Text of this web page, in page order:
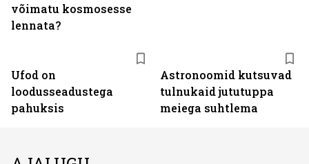
võimatu kosmosesse
lennata?
Ufod on
loodusseadustega
pahuksis
Astronoomid kutsuvad
tulnukaid jututuppa
meiega suhtlema